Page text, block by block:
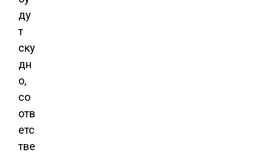
ду
т
ску
дн
о,
со
отв
етс
тве